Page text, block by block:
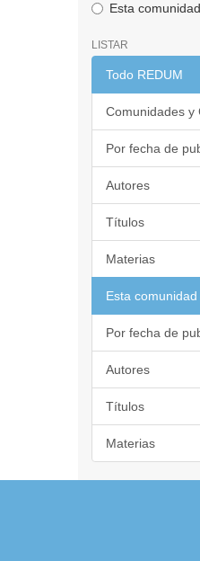
Esta comunidad
LISTAR
Todo REDUM
Comunidades y
Por fecha de
Autores
Títulos
Materias
Esta comunidad
Por fecha de
Autores
Títulos
Materias